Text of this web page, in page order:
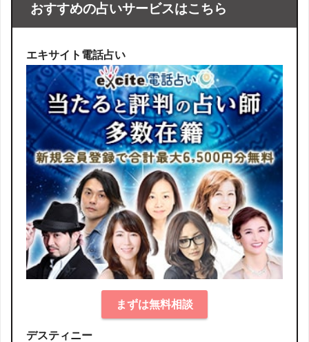
おすすめの占いサービスはこちら
エキサイト電話占い
まずは無料相談
デスティニー